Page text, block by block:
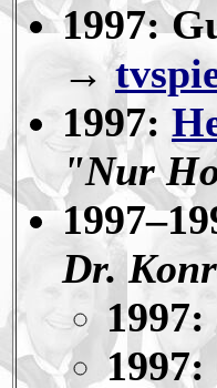
1997:
→
1997:
"Nur
Dr.
1997: